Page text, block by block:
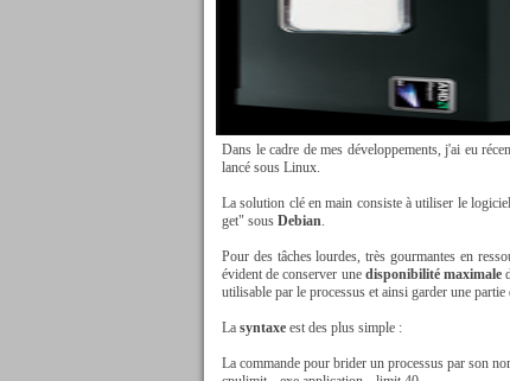
Dans le cadre de mes développements, j'ai eu
lancé sous Linux.
La solution clé en main consiste à utiliser le
get" sous Debian.
Pour des tâches lourdes, très gourmantes en
évident de conserver une disponibilité maximale
utilisable par le processus et ainsi garder une
La syntaxe est des plus simple :
La commande pour brider un processus par son